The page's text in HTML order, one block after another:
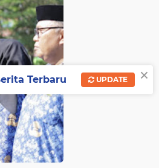
×
Terbaru UPDATE